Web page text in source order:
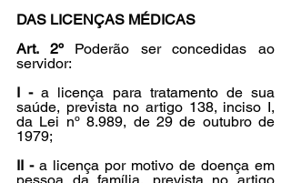
DAS LICENÇAS MÉDICAS
Art. 2º Poderão ser concedidas ao
servidor:
I - a licença para tratamento de sua
saúde, prevista no artigo 138, inciso I,
da Lei nº 8.989, de 29 de outubro de
1979;
II - a licença por motivo de doença em